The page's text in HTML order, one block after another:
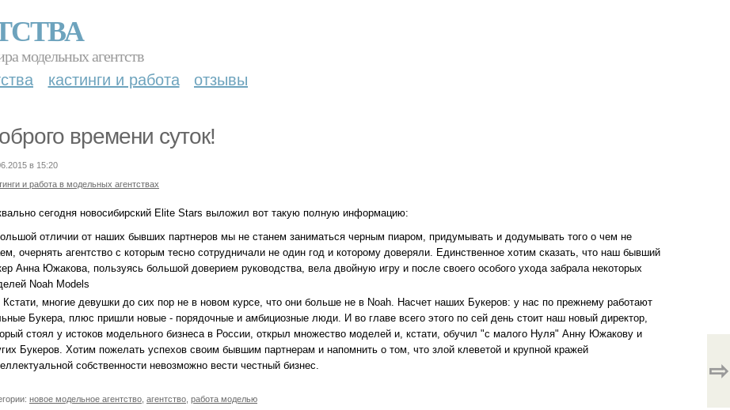
модельных агентств
кастинги и работа отзывы
времени суток!
в 15:20
и работа в модельных агентствах
сегодня новосибирский Elite Stars выложил вот такую полную информацию:
отличии от наших бывших партнеров мы не станем заниматься черным пиаром, придумывать и додумывать того о чем не
очернять агентство с которым тесно сотрудничали не один год и которому доверяли. Единственное хотим сказать, что наш бывший
Анна Южакова, пользуясь большой доверием руководства, вела двойную игру и после своего особого ухода забрала некоторых
Noah Models
. Кстати, многие девушки до сих пор не в новом курсе, что они больше не в Noah. Насчет наших Букеров: у нас по прежнему работают
Букера, плюс пришли новые - порядочные и амбициозные люди. И во главе всего этого по сей день стоит наш новый директор,
стоял у истоков модельного бизнеса в России, открыл множество моделей и, кстати, обучил "с малого Нуля" Анну Южакову и
Букеров. Хотим пожелать успехов своим бывшим партнерам и напомнить о том, что злой клеветой и крупной кражей
собственности невозможно вести честный бизнес.
новое модельное агентство агентство работа моделью
⇨